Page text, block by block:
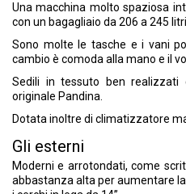
Una macchina molto spaziosa
con un bagagliaio da 206 a 245 litri.
Sono molte le tasche e i vani
cambio è comoda alla mano e il
Sedili in tessuto ben
originale Pandina.
Dotata inoltre di climatizzatore
Gli esterni
Moderni e arrotondati, come
abbastanza alta per aumentare